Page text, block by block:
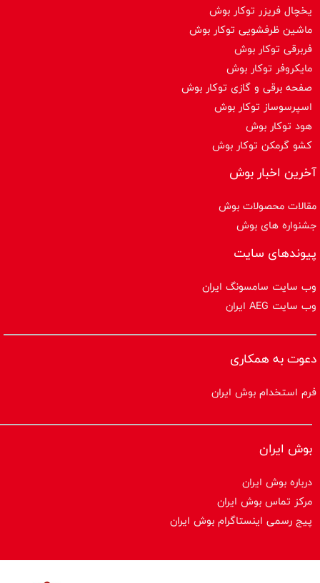
یخچال فریزر توکار بوش
ماشین ظرفشویی توکار بوش
فربرقی توکار بوش
مایکروفر توکار بوش
صفحه برقی و گازی توکار بوش
اسپرسوساز توكار بوش
هود توکار بوش
کشو گرمکن توکار بوش
آخرین اخبار بوش
مقالات محصولات بوش
جشنواره های بوش
پیوندهای سایت
وب سایت سامسونگ ایران
وب سایت AEG ایران
دعوت به همکاری
فرم استخدام بوش ایران
بوش ایران
درباره بوش ایران
مرکز تماس بوش ایران
پیج رسمی اینستاگرام بوش ایران